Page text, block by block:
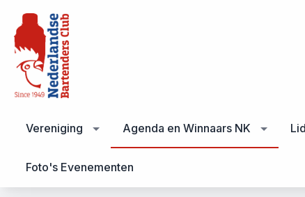
Vereniging Agenda en Winnaars NK
Foto's Evenementen